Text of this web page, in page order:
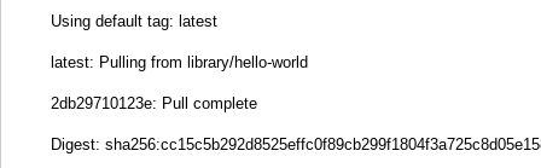
Using default tag: latest
latest: Pulling from library/hello-world
2db29710123e: Pull complete
Digest: